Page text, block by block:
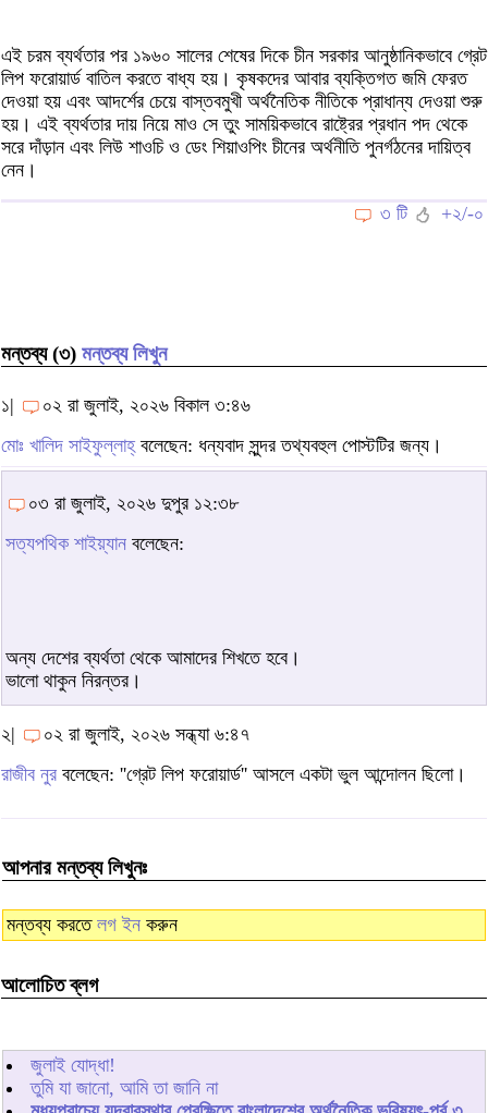
এই চরম ব্যর্থতার পর ১৯৬০ সালের শেষের দিকে চীন সরকার আনুষ্ঠানিকভাবে গ্রেট
লিপ ফরোয়ার্ড বাতিল করতে বাধ্য হয়। কৃষকদের আবার ব্যক্তিগত জমি ফেরত
দেওয়া হয় এবং আদর্শের চেয়ে বাস্তবমুখী অর্থনৈতিক নীতিকে প্রাধান্য দেওয়া শুরু
হয়। এই ব্যর্থতার দায় নিয়ে মাও সে তুং সাময়িকভাবে রাষ্ট্রের প্রধান পদ থেকে
সরে দাঁড়ান এবং লিউ শাওচি ও ডেং শিয়াওপিং চীনের অর্থনীতি পুনর্গঠনের দায়িত্ব
নেন।
৩ টি
+২/-০
মন্তব্য (৩) মন্তব্য লিখুন
১|
০২ রা জুলাই, ২০২৬ বিকাল ৩:৪৬
মোঃ খালিদ সাইফুল্লাহ্‌বলেছেন: ধন্যবাদ সুন্দর তথ্যবহুল পোস্টটির জন্য।
০৩ রা জুলাই, ২০২৬ দুপুর ১২:৩৮
সত্যপথিক শাইয়্যান বলেছেন:
অন্য দেশের ব্যর্থতা থেকে আমাদের শিখতে হবে।
ভালো থাকুন নিরন্তর।
২|
০২ রা জুলাই, ২০২৬ সন্ধ্যা ৬:৪৭
রাজীব নুর বলেছেন: ''গ্রেট লিপ ফরোয়ার্ড'' আসলে একটা ভুল আন্দোলন ছিলো।
আপনার মন্তব্য লিখুনঃ
মন্তব্য করতে লগ ইন করুন
আলোচিত ব্লগ
জুলাই যোদ্ধা!
তুমি যা জানো, আমি তা জানি না